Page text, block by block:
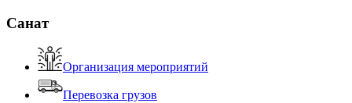
Санат
Организация мероприятий
Перевозка грузов